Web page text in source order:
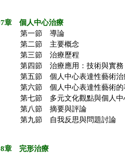
章 個人中心治療
第一節 導論
第二節 主要概念
第三節 治療歷程
第四節 治療應用：技術與實務
第五節 個人中心表達性藝術治
第六節 個人中心表達性藝術的
第七節 多元文化觀點與個人中
第八節 摘要與評論
第九節 自我反思與問題討論
章 完形治療